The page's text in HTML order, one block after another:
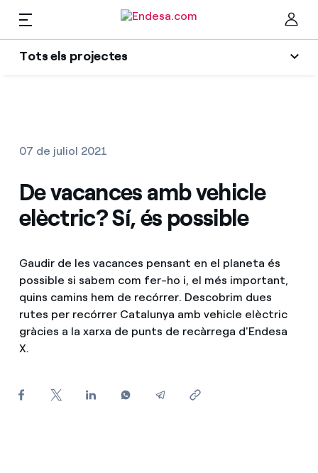
Tots els projectes
Social projectes
Sector energètic
Innovability
Medi ambient
Llars
Troba la tarifa que més et convé
Compara les nostres tarifes d’empresa i estalvia
Per cada kWh que estalviïs, et descomptem un
altre
Serveis
Mobilitat
PARA TI
Solar
T'ajudem
CA
07 de juliol 2021
De vacances amb vehicle
elèctric? Sí, és possible
Gaudir de les vacances pensant en el planeta és
possible si sabem com fer-ho i, el més important,
quins camins hem de recórrer. Descobrim dues
rutes per recórrer Catalunya amb vehicle elèctric
gràcies a la xarxa de punts de recàrrega d'Endesa
X.